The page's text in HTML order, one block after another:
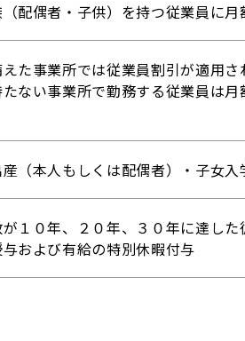
配偶者・子供）を持つ従業員に
た事業所では従業員割引が適用
ない事業所で勤務する従業員は
（本人もしくは配偶者）・子女
１０年、２０年、３０年に達した
および有給の特別休暇付与